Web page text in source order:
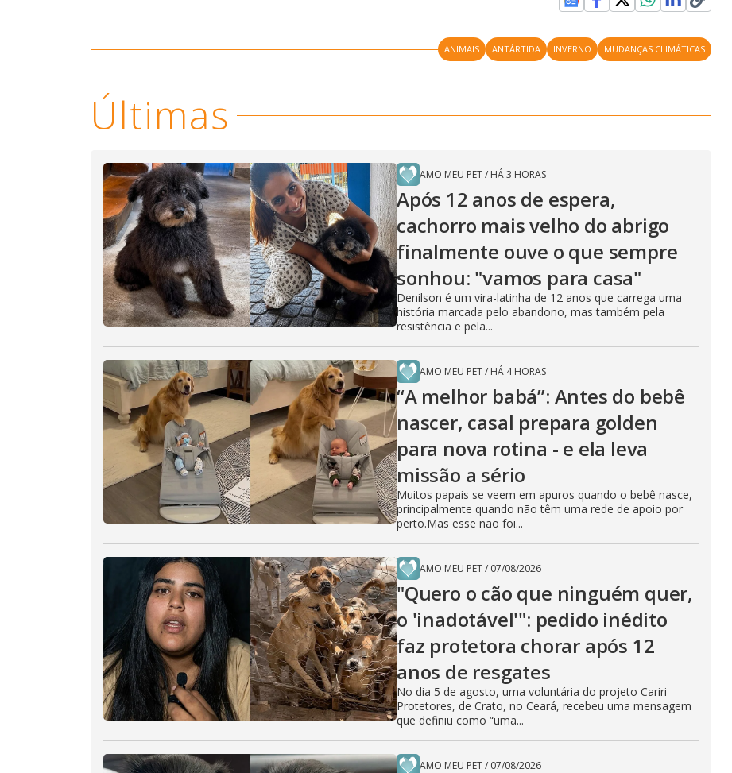
V
i
d
e
o
ANIMAIS ANTÁRTIDA INVERNO MUDANÇAS CLIMÁTICAS
Últimas
AMO MEU PET/ HÁ 3 HORAS
Após 12 anos de espera,
cachorro mais velho do abrigo
finalmente ouve o que sempre
sonhou: "vamos para casa"
Denilson é um vira-latinha de 12 anos que carrega uma
história marcada pelo abandono, mas também pela
resistência e pela...
AMO MEU PET/ HÁ 4 HORAS
“A melhor babá”: Antes do bebê
nascer, casal prepara golden
para nova rotina - e ela leva
missão a sério
Muitos papais se veem em apuros quando o bebê nasce,
principalmente quando não têm uma rede de apoio por
perto.Mas esse não foi...
AMO MEU PET/ 07/08/2026
"Quero o cão que ninguém quer,
o 'inadotável'": pedido inédito
faz protetora chorar após 12
anos de resgates
No dia 5 de agosto, uma voluntária do projeto Cariri
Protetores, de Crato, no Ceará, recebeu uma mensagem
que definiu como “uma...
AMO MEU PET/ 07/08/2026